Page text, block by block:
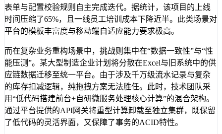
表单与配置校验规则自主完成迭代。据统计，该项目的上线
时间压缩了65%，且一线员工培训成本下降近半。此类场景对
平台的模板丰富度与移动端自适应能力要求极高。
而在复杂业务重构场景中，挑战则集中在“数据一致性”与“性
能压测”。某大型制造企业计划将分散在Excel与旧系统中的供
应链数据迁移至统一平台。由于涉及千万级流水记录与复杂
的库存扣减逻辑，纯拖拽方案无法胜任。此时，技术团队采
用“低代码搭建前台+自研微服务处理核心计算”的混合架构。
通过平台提供的API网关将重型计算卸载至独立集群，既保留
了低代码的灵活界面，又保障了事务的ACID特性。